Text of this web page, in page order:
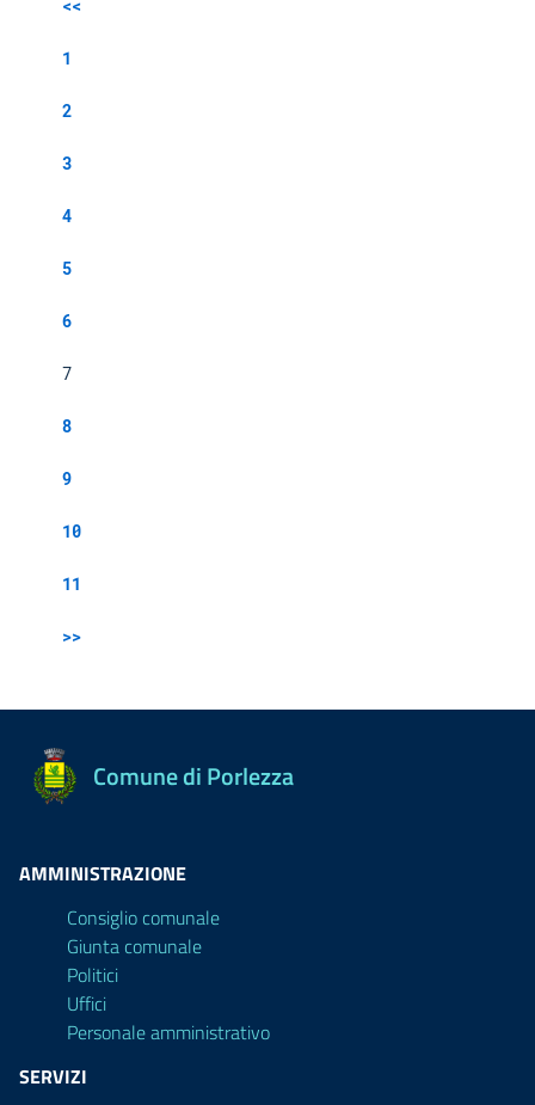
<<
1
2
3
4
5
6
7
8
9
10
11
>>
Comune di Porlezza
AMMINISTRAZIONE
Consiglio comunale
Giunta comunale
Politici
Uffici
Personale amministrativo
SERVIZI